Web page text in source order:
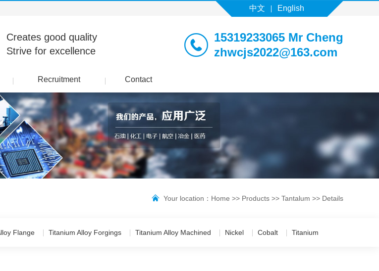
中文 English
Creates good quality
Strive for excellence
15319233065 Mr Cheng
zhwcjs2022@163.com
Recruitment Contact
Your location： Home >> Products >> Tantalum >> Details
Flange Titanium Alloy Forgings Titanium Alloy Machined Nickel Cobalt Titanium